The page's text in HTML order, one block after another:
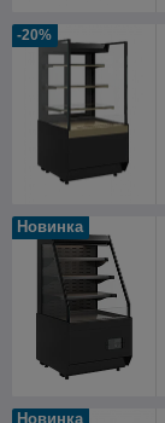
-20%
Новинка
Новинка